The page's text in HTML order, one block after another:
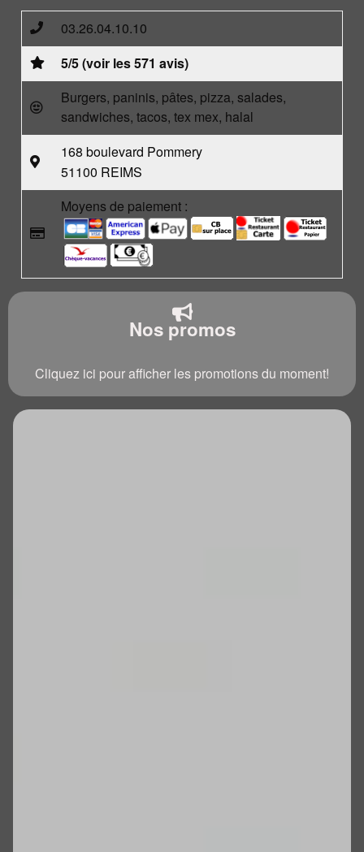
03.26.04.10.10
5/5 (voir les 571 avis)
Burgers, paninis, pâtes, pizza, salades,
sandwiches, tacos, tex mex, halal
168 boulevard Pommery
51100 REIMS
Moyens de paiement :
Nos promos
Cliquez ici pour afficher les promotions du moment!